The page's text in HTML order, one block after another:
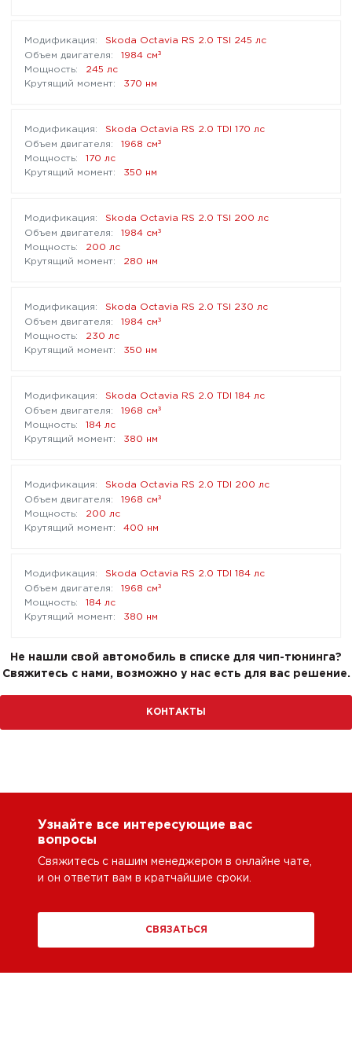
Skoda Octavia RS 2.0 TSI 245 лс
1984 см³
245 лс
370 нм
Skoda Octavia RS 2.0 TDI 170 лс
1968 см³
170 лс
350 нм
Skoda Octavia RS 2.0 TSI 200 лс
1984 см³
200 лс
280 нм
Skoda Octavia RS 2.0 TSI 230 лс
1984 см³
230 лс
350 нм
Skoda Octavia RS 2.0 TDI 184 лс
1968 см³
184 лс
380 нм
Skoda Octavia RS 2.0 TDI 200 лс
1968 см³
200 лс
400 нм
Skoda Octavia RS 2.0 TDI 184 лс
1968 см³
184 лс
380 нм
Не нашли свой автомобиль в списке для чип-тюнинга?
Свяжитесь с нами, возможно у нас есть для вас решение.
КОНТАКТЫ
Узнайте все интересующие вас
вопросы
Свяжитесь с нашим менеджером в онлайне чате,
и он ответит вам в кратчайшие сроки.
СВЯЗАТЬСЯ